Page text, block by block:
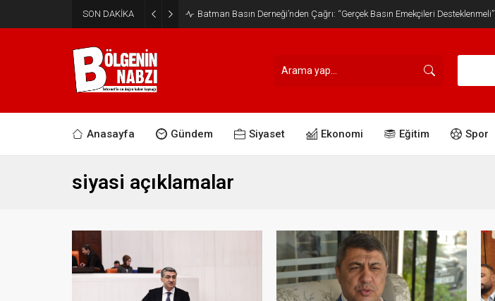
SON DAKİKA Batman Basın Derneği’nden Çağrı: “Gerçek Basın Emekçileri Desteklenmeli”
Anasayfa Gündem Siyaset Ekonomi Eğitim Spor
siyasi açıklamalar